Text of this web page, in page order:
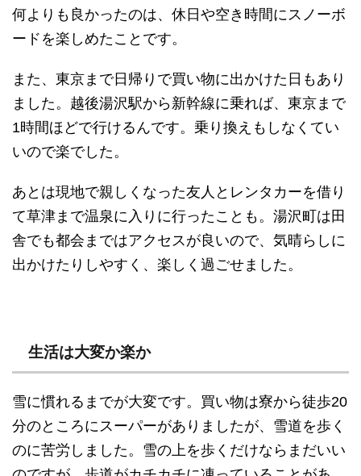
何よりも良かったのは、休日や空き時間にスノーボ
ードを楽しめたことです。
また、東京まで日帰りで買い物に出かけた日もあり
ました。越後湯沢駅から新幹線に乗れば、東京まで
1時間ほどで行けるんです。乗り換えもしなくてい
いので楽でした。
あとは現地で親しくなった友人とレンタカーを借り
て草津まで温泉に入りに行ったことも。湯沢町は田
舎でも都会まではアクセスが良いので、気晴らしに
出かけたりしやすく、楽しく過ごせました。
生活は大変か楽か
雪に慣れるまでが大変です。買い物は寮から徒歩20
分のところにスーパーがありましたが、雪道を歩く
のに苦労しました。雪の上を歩くだけならまだいい